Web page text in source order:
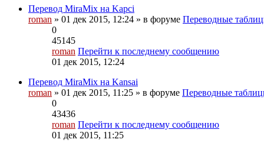
Перевод MiraMix на Kapci
roman » 01 дек 2015, 12:24 » в форуме Переводные
0
45145
roman Перейти к последнему сообщению
01 дек 2015, 12:24
Перевод MiraMix на Kansai
roman » 01 дек 2015, 11:25 » в форуме Переводные
0
43436
roman Перейти к последнему сообщению
01 дек 2015, 11:25